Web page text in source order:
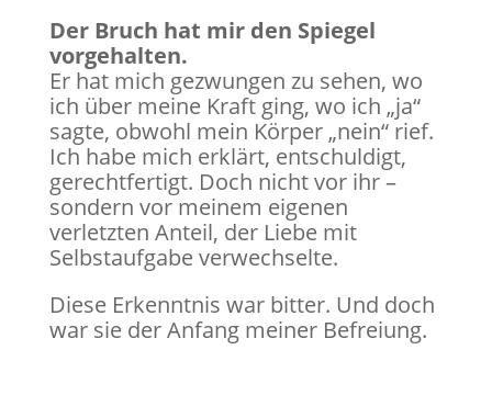
Der Bruch hat mir den Spiegel
vorgehalten.
Er hat mich gezwungen zu sehen, wo
ich über meine Kraft ging, wo ich „ja“
sagte, obwohl mein Körper „nein“ rief.
Ich habe mich erklärt, entschuldigt,
gerechtfertigt. Doch nicht vor ihr –
sondern vor meinem eigenen
verletzten Anteil, der Liebe mit
Selbstaufgabe verwechselte.
Diese Erkenntnis war bitter. Und doch
war sie der Anfang meiner Befreiung.